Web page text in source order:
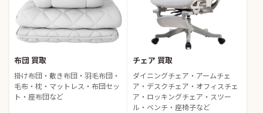
布団 買取
掛け布団・敷き布団・羽毛布団・
毛布・枕・マットレス・布団セッ
ト・座布団など
チェア 買取
ダイニングチェア・アームチェ
ア・デスクチェア・オフィスチェ
ア・ロッキングチェア・スツー
ル・ベンチ・座椅子など